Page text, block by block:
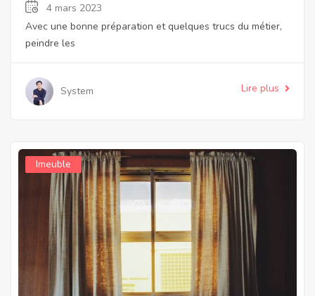
4 mars 2023
Avec une bonne préparation et quelques trucs du métier,
peindre les
System Lire plus
Imeuble